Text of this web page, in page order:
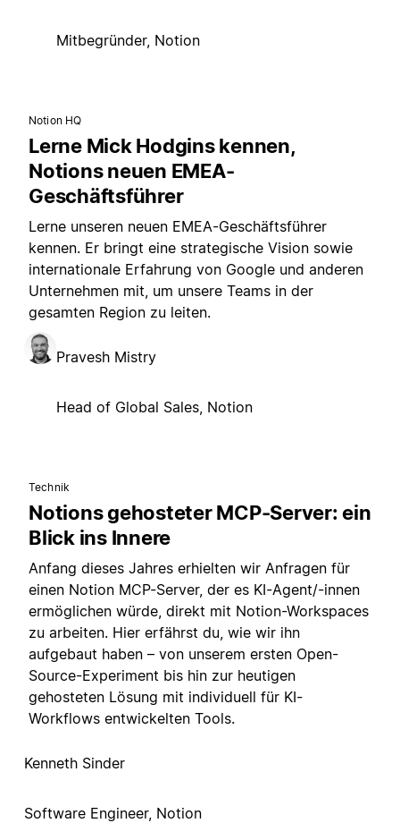
Mitbegründer, Notion
Notion HQ
Lerne Mick Hodgins kennen,
Notions neuen EMEA-
Geschäftsführer
Lerne unseren neuen EMEA-Geschäftsführer
kennen. Er bringt eine strategische Vision sowie
internationale Erfahrung von Google und anderen
Unternehmen mit, um unsere Teams in der
gesamten Region zu leiten.
Pravesh Mistry
Head of Global Sales, Notion
Technik
Notions gehosteter MCP-Server: ein
Blick ins Innere
Anfang dieses Jahres erhielten wir Anfragen für
einen Notion MCP-Server, der es KI-Agent/-innen
ermöglichen würde, direkt mit Notion-Workspaces
zu arbeiten. Hier erfährst du, wie wir ihn
aufgebaut haben – von unserem ersten Open-
Source-Experiment bis hin zur heutigen
gehosteten Lösung mit individuell für KI-
Workflows entwickelten Tools.
Kenneth Sinder
Software Engineer, Notion